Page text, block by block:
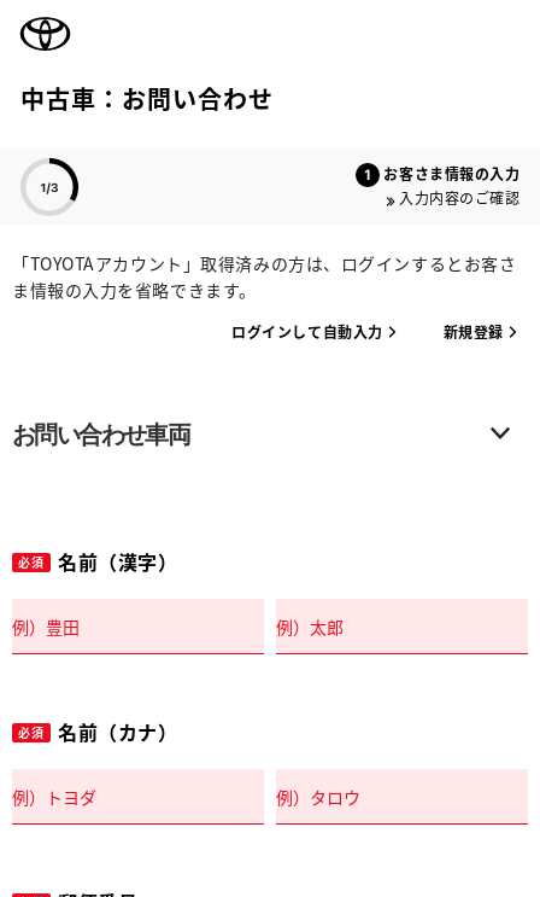
中古車：お問い合わせ
お客さま情報の入力
入力内容のご確認
「TOYOTAアカウント」取得済みの方は、ログインするとお客さ
ま情報の入力を省略できます。
ログインして自動入力 新規登録
お問い合わせ車両
必須 名前（漢字）
必須 名前（カナ）